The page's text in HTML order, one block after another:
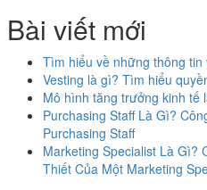
Bài viết mới
Tìm hiểu về những thông tin
Vesting là gì? Tìm hiểu
Mô hình tăng trưởng kinh tế
Purchasing Staff Là Gì?
Purchasing Staff
Marketing Specialist Là Gì?
Thiết Của Một Marketing